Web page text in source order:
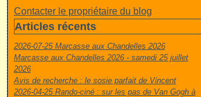
Contacter le propriétaire du blog
Articles récents
2026-07-25 Marcasse aux Chandelles 2026
Marcasse aux Chandelles 2026 - samedi 25 juillet
2026
Avis de recherche : le sosie parfait de Vincent
2026-04-25 Rando-ciné : sur les pas de Van Gogh à